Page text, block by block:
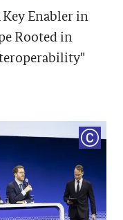
Key Enabler in
Rooted in